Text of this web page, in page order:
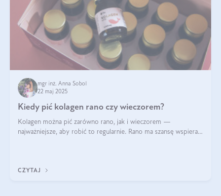
mgr inż. Anna Sobol
22 maj 2025
Kiedy pić kolagen rano czy wieczorem?
Kolagen można pić zarówno rano, jak i wieczorem —
najważniejsze, aby robić to regularnie. Rano ma szansę wspierać
CZYTAJ